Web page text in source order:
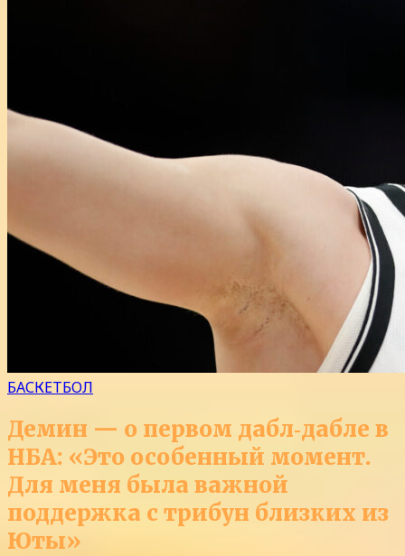
БАСКЕТБОЛ
Демин — о первом дабл‑дабле в
НБА: «Это особенный момент.
Для меня была важной
поддержка с трибун близких из
Юты»